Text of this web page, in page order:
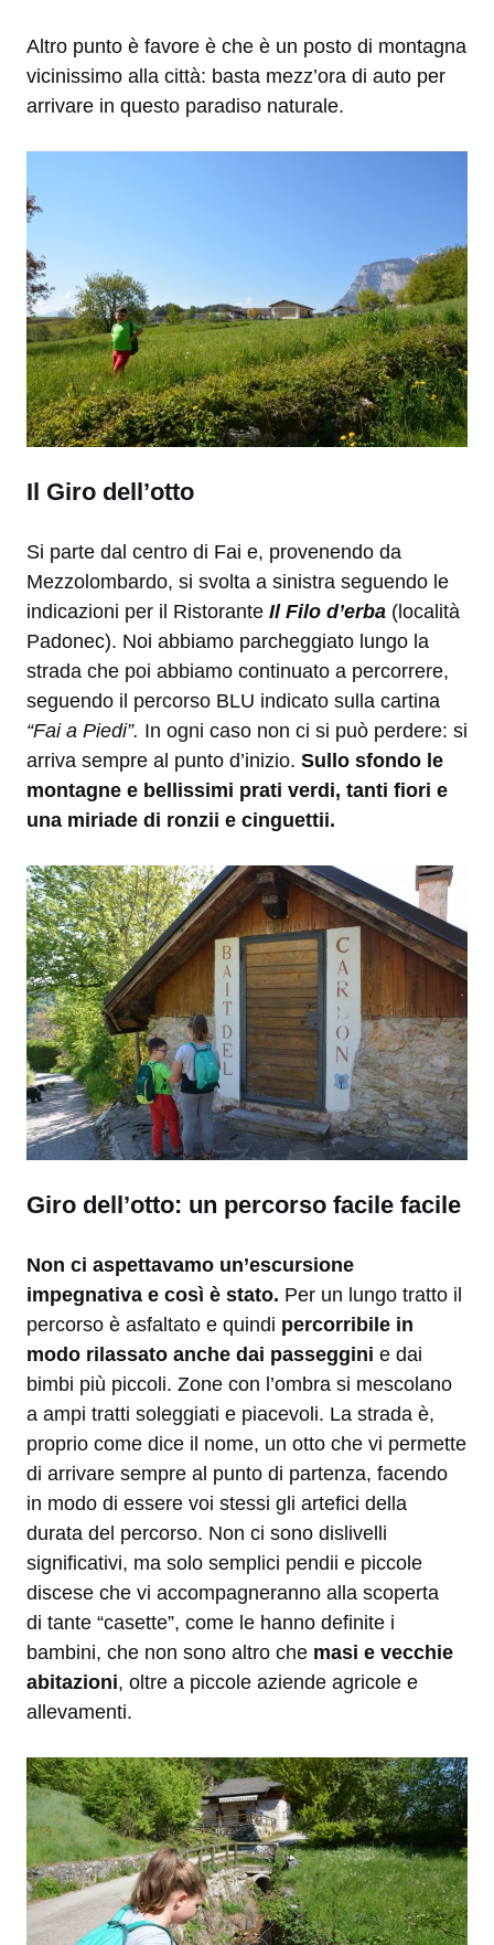
Altro punto è favore è che è un posto di montagna
vicinissimo alla città: basta mezz’ora di auto per
arrivare in questo paradiso naturale.
Il Giro dell’otto
Si parte dal centro di Fai e, provenendo da
Mezzolombardo, si svolta a sinistra seguendo le
indicazioni per il Ristorante Il Filo d’erba (località
Padonec). Noi abbiamo parcheggiato lungo la
strada che poi abbiamo continuato a percorrere,
seguendo il percorso BLU indicato sulla cartina
“Fai a Piedi”. In ogni caso non ci si può perdere: si
arriva sempre al punto d’inizio. Sullo sfondo le
montagne e bellissimi prati verdi, tanti fiori e
una miriade di ronzii e cinguettii.
Giro dell’otto: un percorso facile facile
Non ci aspettavamo un’escursione
impegnativa e così è stato. Per un lungo tratto il
percorso è asfaltato e quindi percorribile in
modo rilassato anche dai passeggini e dai
bimbi più piccoli. Zone con l’ombra si mescolano
a ampi tratti soleggiati e piacevoli. La strada è,
proprio come dice il nome, un otto che vi permette
di arrivare sempre al punto di partenza, facendo
in modo di essere voi stessi gli artefici della
durata del percorso. Non ci sono dislivelli
significativi, ma solo semplici pendii e piccole
discese che vi accompagneranno alla scoperta
di tante “casette”, come le hanno definite i
bambini, che non sono altro che masi e vecchie
abitazioni, oltre a piccole aziende agricole e
allevamenti.